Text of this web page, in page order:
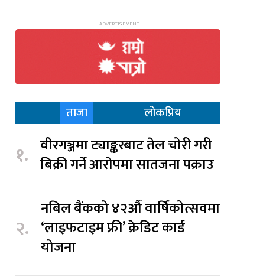
ताजा लोकप्रिय
१. वीरगञ्जमा ट्याङ्करबाट तेल चोरी गरी
बिक्री गर्ने आरोपमा सातजना पक्राउ
२.
नबिल बैंकको ४२औँ वार्षिकोत्सवमा
‘लाइफटाइम फ्री’ क्रेडिट कार्ड
योजना